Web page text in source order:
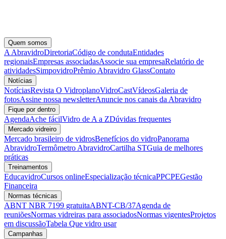
Quem somos
A AbravidroDiretoriaCódigo de condutaEntidades
regionaisEmpresas associadasAssocie sua empresaRelatório de
atividadesSimpovidroPrêmio Abravidro GlassContato
Notícias
NotíciasRevista O VidroplanoVidroCastVídeosGaleria de
fotosAssine nossa newsletterAnuncie nos canais da Abravidro
Fique por dentro
AgendaAche fácilVidro de A a ZDúvidas frequentes
Mercado vidreiro
Mercado brasileiro de vidrosBenefícios do vidroPanorama
AbravidroTermômetro AbravidroCartilha STGuia de melhores
práticas
Treinamentos
EducavidroCursos onlineEspecialização técnicaPPCPEGestão
Financeira
Normas técnicas
ABNT NBR 7199 gratuitaABNT-CB/37Agenda de
reuniõesNormas vidreiras para associadosNormas vigentesProjetos
em discussãoTabela Que vidro usar
Campanhas